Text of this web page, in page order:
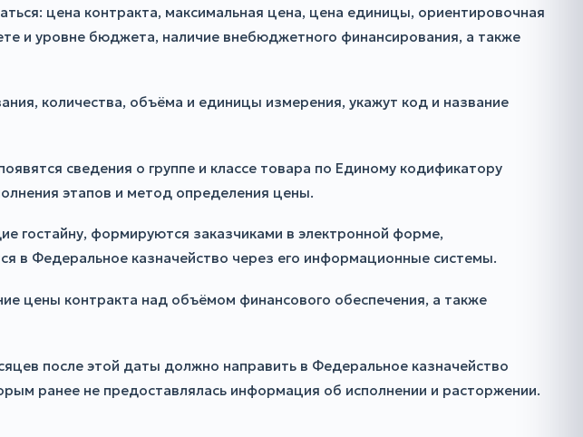
цена контракта, максимальная цена, цена единицы, ориентировочная
и уровне бюджета, наличие внебюджетного финансирования, а также
количества, объёма и единицы измерения, укажут код и название
сведения о группе и классе товара по Единому кодификатору
этапов и метод определения цены.
гостайну, формируются заказчиками в электронной форме,
в Федеральное казначейство через его информационные системы.
цены контракта над объёмом финансового обеспечения, а также
после этой даты должно направить в Федеральное казначейство
ранее не предоставлялась информация об исполнении и расторжении.